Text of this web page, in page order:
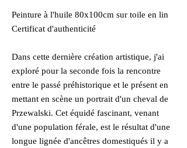
Peinture à l'huile 80x100cm sur toile en lin
Certificat d'authenticité
Dans cette dernière création artistique, j'ai
exploré pour la seconde fois la rencontre
entre le passé préhistorique et le présent en
mettant en scène un portrait d'un cheval de
Przewalski. Cet équidé fascinant, venant
d'une population férale, est le résultat d'une
longue lignée d'ancêtres domestiqués il y a